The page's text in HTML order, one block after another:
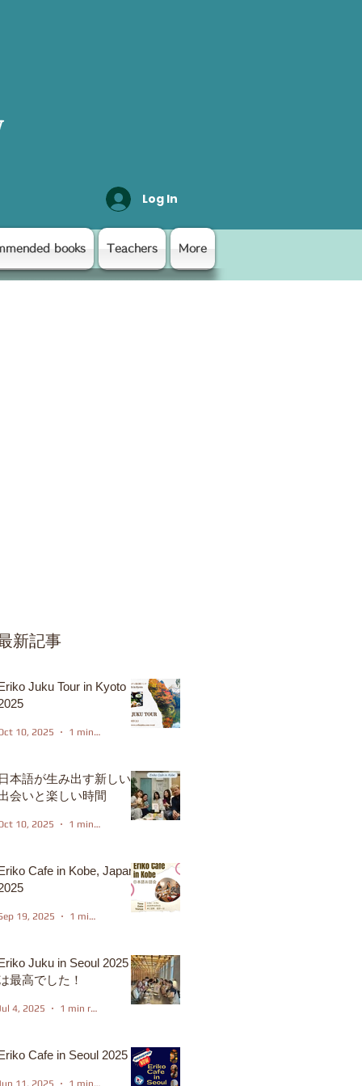
Log In
books Teachers More
新記事
Juku Tour in Kyoto
10, 2025 1 min read
本語が生み出す新しい
会いと楽しい時間
10, 2025 1 min read
Cafe in Kobe, Japan
19, 2025 1 min read
Juku in Seoul 2025
最高でした！
4, 2025 1 min read
Cafe in Seoul 2025